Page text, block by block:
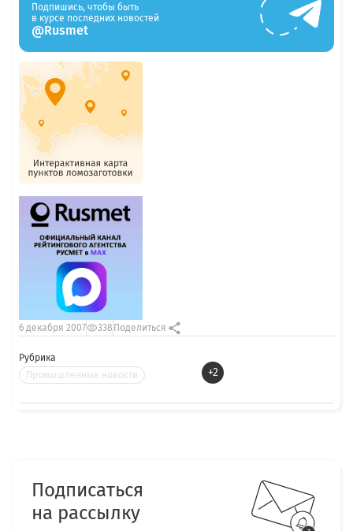
Рубрика
Промышленные новости
+2
6 декабря 2007 338 Поделиться
Подпишись, чтобы быть
в курсе последних новостей
@Rusmet
Подписаться
на рассылку